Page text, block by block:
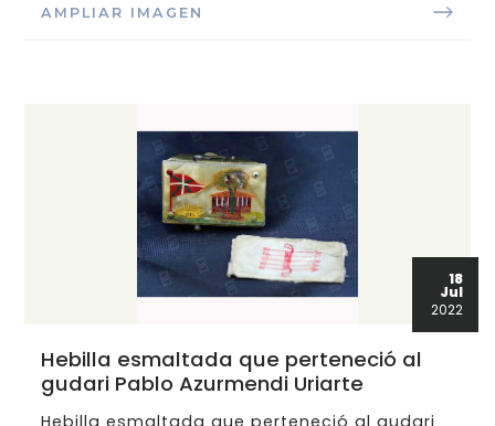
AMPLIAR IMAGEN
18
Jul
2022
Hebilla esmaltada que perteneció al
gudari Pablo Azurmendi Uriarte